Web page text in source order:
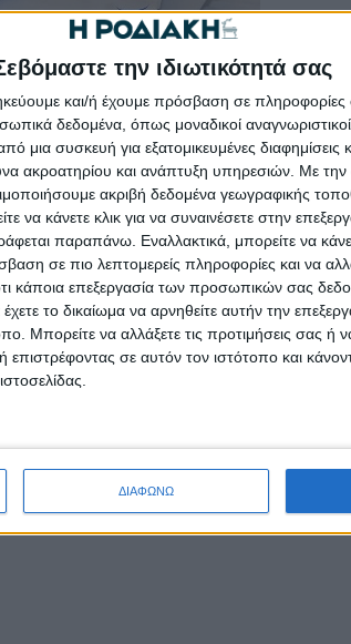
την ιδιωτικότητά σας
και/ή έχουμε πρόσβαση σε
δεδομένα, όπως μοναδικοί
μια συσκευή για εξατομικευμένες διαφημίσεις
ακροατηρίου και ανάπτυξη υπηρεσιών. Με την
ακριβή δεδομένα γεωγραφικής
κάνετε κλικ για να συναινέσετε στην
παραπάνω. Εναλλακτικά, μπορείτε να
σε πιο λεπτομερείς πληροφορίες και να
κάποια επεξεργασία των προσωπικών σας
το δικαίωμα να αρνηθείτε αυτήν την
Μπορείτε να αλλάξετε τις προτιμήσεις σας ή
σε αυτόν τον ιστότοπο και
ΔΙΑΦΩΝΩ